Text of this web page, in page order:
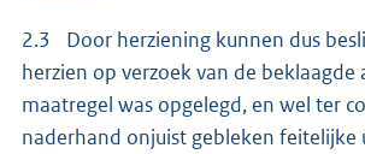
2.3 Door herziening kunnen dus
herzien op verzoek van de beklaagde
maatregel was opgelegd, en wel ter
naderhand onjuist gebleken feitelijke